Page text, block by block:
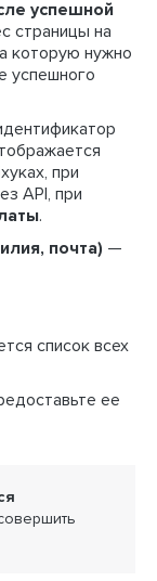
успешной
страницы на
которую нужно
успешного
при
API, при
.
почта) —
список всех
ее